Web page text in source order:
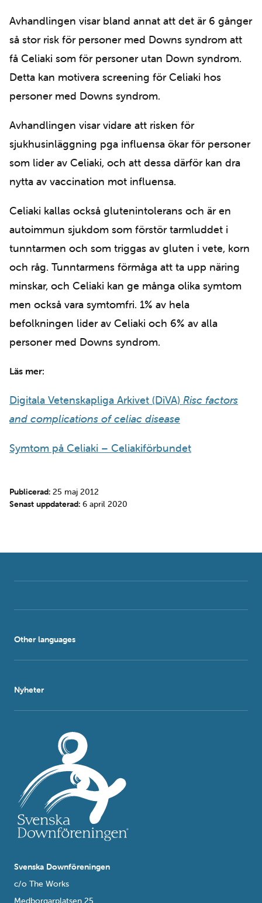
Avhandlingen visar bland annat att det är 6 gånger
så stor risk för personer med Downs syndrom att
få Celiaki som för personer utan Down syndrom.
Detta kan motivera screening för Celiaki hos
personer med Downs syndrom.
Avhandlingen visar vidare att risken för
sjukhusinläggning pga influensa ökar för personer
som lider av Celiaki, och att dessa därför kan dra
nytta av vaccination mot influensa.
Celiaki kallas också glutenintolerans och är en
autoimmun sjukdom som förstör tarmluddet i
tunntarmen och som triggas av gluten i vete, korn
och råg. Tunntarmens förmåga att ta upp näring
minskar, och Celiaki kan ge många olika symtom
men också vara symtomfri. 1% av hela
befolkningen lider av Celiaki och 6% av alla
personer med Downs syndrom.
Läs mer:
Digitala Vetenskapliga Arkivet (DiVA) Risc factors
and complications of celiac disease
Symtom på Celiaki – Celiakiförbundet
Publicerad: 25 maj 2012
Senast uppdaterad: 6 april 2020
Other languages
Nyheter
Svenska Downföreningen
c/o The Works